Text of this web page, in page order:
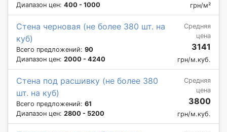
Диапазон цен: 400 - 1000 грн/м²
Стена черновая (не более 380 шт. на
куб)
Всего предложений: 90
Диапазон цен: 2000 - 4240
Средняя
цена
3141
грн/м.куб.
Стена под расшивку (не более 380
шт. на куб)
Всего предложений: 61
Диапазон цен: 2800 - 5200
Средняя
цена
3800
грн/м.куб.